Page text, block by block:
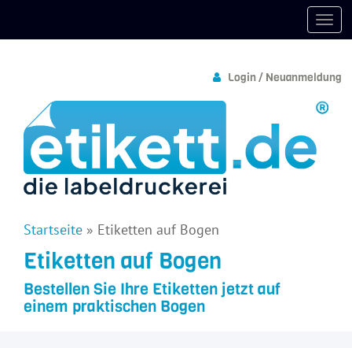
Login / Neuanmeldung
Startseite » Etiketten auf Bogen
Etiketten auf Bogen
Bestellen Sie Ihre Etiketten jetzt auf
einem praktischen Bogen